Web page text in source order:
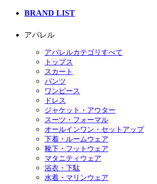
BRAND LIST
アパレル
アパレルカテゴリすべて
トップス
スカート
パンツ
ワンピース
ドレス
ジャケット・アウター
スーツ・フォーマル
オールインワン・セットアップ
下着・ルームウェア
靴下・フットウェア
マタニティウェア
浴衣・下駄
水着・マリンウェア